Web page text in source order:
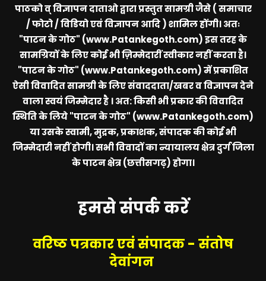
पाठको व् विज्ञापन दाताओ द्वारा प्रस्तुत सामग्री जैसे ( समाचार
/ फोटो / विडियो एवं विज्ञापन आदि ) शामिल होंगी। अतः
"पाटन के गोठ" (www.Patankegoth.com)इस तरह के
सामग्रियों के लिए कोई भी ज़िम्मेदारीं स्वीकार नहीं करता है।
"पाटन के गोठ" (www.Patankegoth.com)में प्रकाशित
ऐसी विवादित सामग्री के लिए संवाददाता/खबर व विज्ञापन देने
वाला स्वयं जिम्मेदार है । अत: किसी भी प्रकार की विवादित
स्थिति के लिये"पाटन के गोठ" (www.Patankegoth.com)
या उसके स्वामी, मुद्रक, प्रकाशक, संपादक की कोई भी
जिम्मेदारी नहीं होगी। सभी विवादों का न्यायालय क्षेत्र दुर्ग जिला
के पाटन क्षेत्र (छत्तीसगढ़) होगा।
हमसे संपर्क करें
वरिष्ठ पत्रकार एवं संपादक - संतोष
देवांगन